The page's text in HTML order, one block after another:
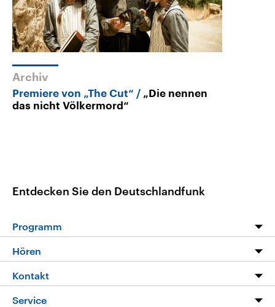
Archiv
Premiere von „The Cut“
„Die nennen
das nicht Völkermord“
Entdecken Sie den Deutschlandfunk
Programm
Programm
Die Nachrichten
Hören
Livestream
Kontakt
Hörerservice
Service